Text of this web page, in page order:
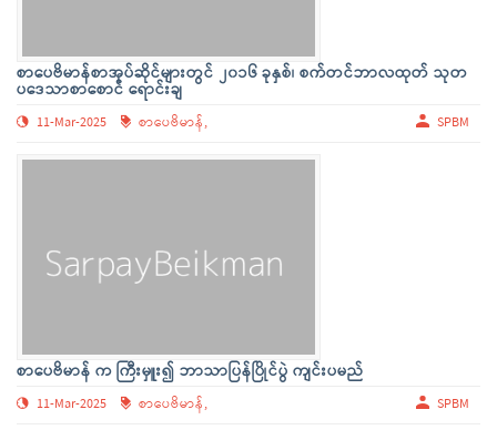
စာပေဗိမာန်စာအုပ်ဆိုင်များတွင် ၂၀၁၆ ခုနှစ်၊ စက်တင်ဘာလထုတ် သုတ
ပဒေသာစာစောင် ရောင်းချ
11-Mar-2025 စာပေဗိမာန်, SPBM
စာပေဗိမာန် က ကြီးမှူး၍ ဘာသာပြန်ပြိုင်ပွဲ ကျင်းပမည်
11-Mar-2025 စာပေဗိမာန်, SPBM